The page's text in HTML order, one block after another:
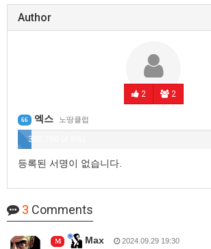
Author
2 2
66 엑스 노땅클럽
308,760 (4.6%)
등록된 서명이 없습니다.
3 Comments
M Max 2024.09.29 19:30